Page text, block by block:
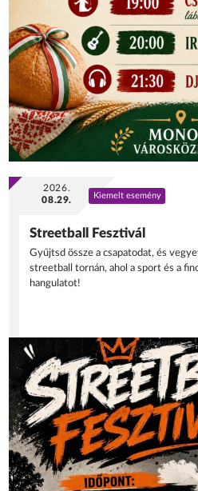
2026.
08.29.
Kiemelt esemény
Streetball Fesztivál
Gyűjtsd össze a csapatodat, és
streetball tornán, ahol a sport és a
hangulatot!